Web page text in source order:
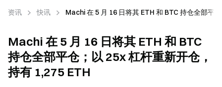
资讯 快讯 Machi 在 5 月 16 日将其 ETH 和 BTC 持仓全部平
Machi 在 5 月 16 日将其 ETH 和 BTC
持仓全部平仓；以 25x 杠杆重新开仓，
持有 1,275 ETH